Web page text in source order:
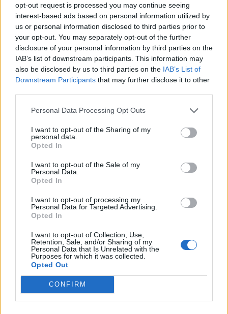
opt-out request is processed you may continue seeing
interest-based ads based on personal information utilized by
us or personal information disclosed to third parties prior to
your opt-out. You may separately opt-out of the further
disclosure of your personal information by third parties on the
IAB’s list of downstream participants. This information may
also be disclosed by us to third parties on the IAB’s List of
Downstream Participants that may further disclose it to other
Personal Data Processing Opt Outs
I want to opt-out of the Sharing of my
personal data.
Opted In
I want to opt-out of the Sale of my
Personal Data.
Opted In
I want to opt-out of processing my
Personal Data for Targeted Advertising.
Opted In
I want to opt-out of Collection, Use,
Retention, Sale, and/or Sharing of my
Personal Data that Is Unrelated with the
Purposes for which it was collected.
Opted Out
CONFIRM
Εγγραφή στο newsletter
Αποδέχομαι τους
και την πολιτική απορρήτου
X